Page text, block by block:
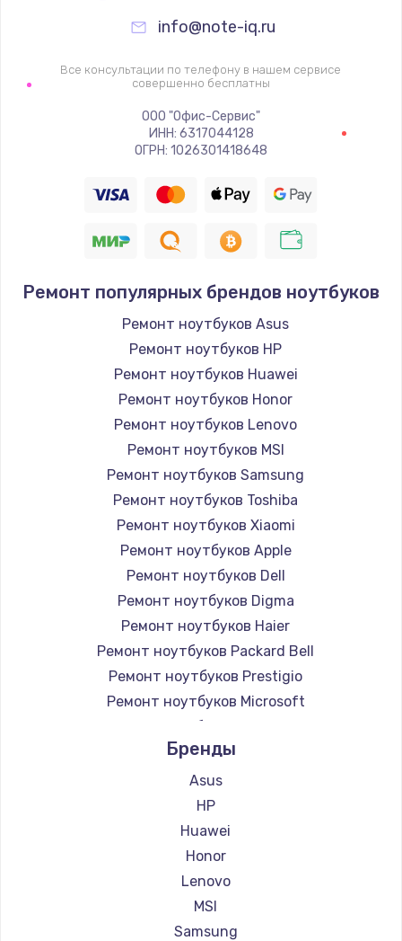
info@note-iq.ru
Все консультации по телефону в нашем сервисе
совершенно бесплатны
ООО "Офис-Сервис"
ИНН: 6317044128
ОГРН: 1026301418648
Ремонт популярных брендов ноутбуков
Ремонт ноутбуков Asus
Ремонт ноутбуков HP
Ремонт ноутбуков Huawei
Ремонт ноутбуков Honor
Ремонт ноутбуков Lenovo
Ремонт ноутбуков MSI
Ремонт ноутбуков Samsung
Ремонт ноутбуков Toshiba
Ремонт ноутбуков Xiaomi
Ремонт ноутбуков Apple
Ремонт ноутбуков Dell
Ремонт ноутбуков Digma
Ремонт ноутбуков Haier
Ремонт ноутбуков Packard Bell
Ремонт ноутбуков Prestigio
Ремонт ноутбуков Microsoft
Ремонт ноутбуков Alienware
Ремонт ноутбуков Aquarius
Ремонт ноутбуков Gigabyte
Ремонт ноутбуков Aorus
Ремонт ноутбуков Maibenben
Ремонт ноутбуков Getac
Ремонт ноутбуков Epson
Ремонт ноутбуков Philips
Ремонт ноутбуков LG
Бренды
Asus
HP
Huawei
Honor
Lenovo
MSI
Samsung